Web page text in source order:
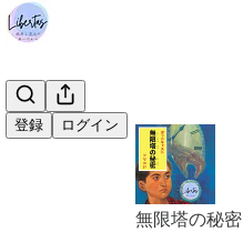
登録 ログイン
無限塔の秘密